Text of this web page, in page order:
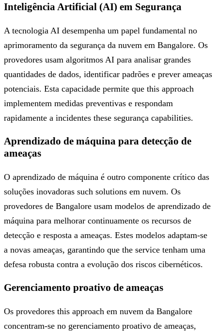
Inteligência Artificial (AI) em Segurança
A tecnologia AI desempenha um papel fundamental no
aprimoramento da segurança da nuvem em Bangalore. Os
provedores usam algoritmos AI para analisar grandes
quantidades de dados, identificar padrões e prever ameaças
potenciais. Esta capacidade permite que this approach
implementem medidas preventivas e respondam
rapidamente a incidentes these segurança capabilities.
Aprendizado de máquina para detecção de
ameaças
O aprendizado de máquina é outro componente crítico das
soluções inovadoras such solutions em nuvem. Os
provedores de Bangalore usam modelos de aprendizado de
máquina para melhorar continuamente os recursos de
detecção e resposta a ameaças. Estes modelos adaptam-se
a novas ameaças, garantindo que the service tenham uma
defesa robusta contra a evolução dos riscos cibernéticos.
Gerenciamento proativo de ameaças
Os provedores this approach em nuvem da Bangalore
concentram-se no gerenciamento proativo de ameaças,